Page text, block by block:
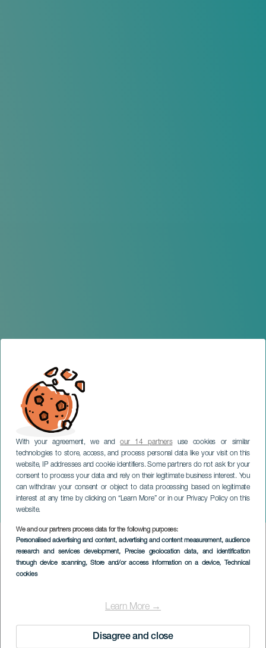
With your agreement, we andour 14 partnersuse cookies or similar
technologies to store, access, and process personal data like your visit on this
website, IP addresses and cookie identifiers. Some partners do not ask for your
consent to process your data and rely on their legitimate business interest. You
can withdraw your consent or object to data processing based on legitimate
interest at any time by clicking on “Learn More” or in our Privacy Policy on this
website.
We and our partners process data for the following purposes:
Personalised advertising and content, advertising and content measurement, audience
research and services development, Precise geolocation data, and identification
through device scanning, Store and/or access information on a device, Technical
cookies
Learn More →
Disagree and close
Gatoluna
TENERIFE
Imagen
Listado